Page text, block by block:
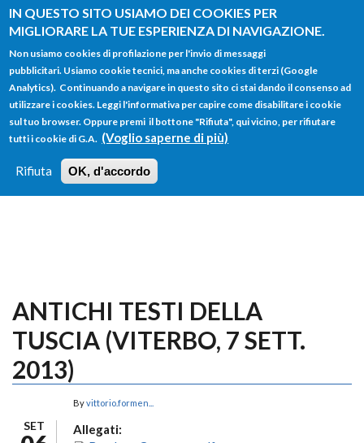
IN QUESTO SITO USIAMO DEI COOKIES PER
MIGLIORARE LA TUE ESPERIENZA DI NAVIGAZIONE.
Non usiamo cookies di profilazione per l'invio di messaggi
pubblicitari. Usiamo cookie tecnici, ma anche cookies di terzi (Google
Analytics). Continuando a navigare in questo sito ci stai dando il consenso ad
utilizzare i cookies. Leggi l'informativa per capire come disabilitare i cookie
sul tuo browser. Oppure premi il bottone "Rifiuta", qui vicino, per rifiutare
tutti i cookie di G.A. (Voglio saperne di più)
Rifiuta OK, d'accordo
Salta al contenuto principale
FORM
DI
RICERCA
Main menu
HOME TUTTI I PROFILI
LOGIN
ANTICHI TESTI DELLA
TUSCIA (VITERBO, 7 SETT.
2013)
SET
Byvittorio.formen...
Allegati: